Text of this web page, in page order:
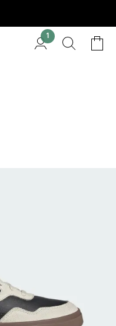
1